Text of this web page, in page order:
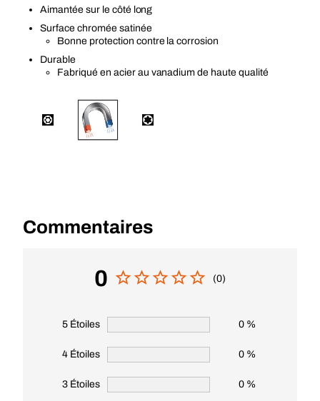
Aimantée sur le côté long
Surface chromée satinée
Bonne protection contre la corrosion
Durable
Fabriqué en acier au vanadium de haute qualité
Commentaires
0 (0)
5 Étoiles 0 %
4 Étoiles 0 %
3 Étoiles 0 %